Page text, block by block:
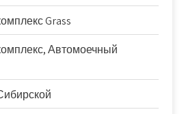
Grass
Автомоечный